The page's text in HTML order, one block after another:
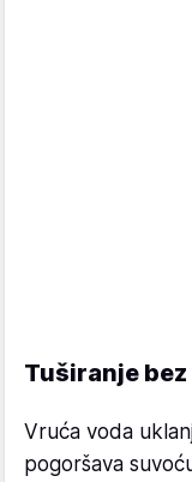
Tuširanje
Vruća voda
pogoršava